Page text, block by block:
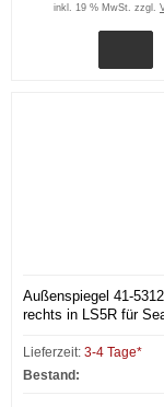
inkl. 19 % MwSt. zzgl.
Außenspiegel 41-
rechts in LS5R für
Lieferzeit: 3-4 Tage*
Bestand: